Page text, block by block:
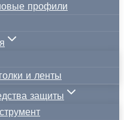
профили
и ленты
защиты